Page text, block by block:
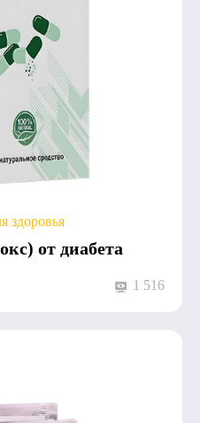
здоровья
от диабета
1 516